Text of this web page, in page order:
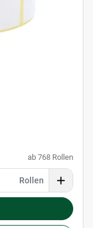
ab 768 Rollen
Rollen